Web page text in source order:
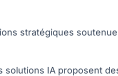
stratégiques
solutions IA proposent